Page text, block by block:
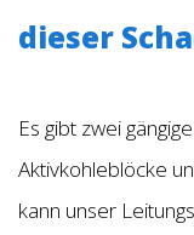
dieser
Es gibt zwei
Aktivkohleblöcke
kann unser